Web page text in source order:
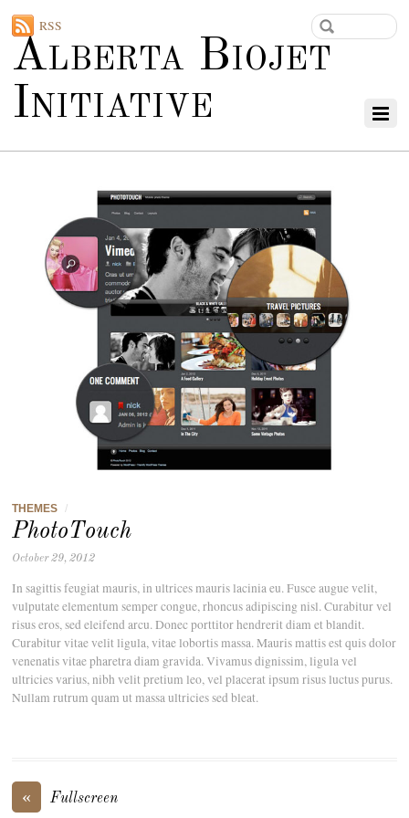
Alberta Biojet
Initiative
RSS
THEMES /
PhotoTouch
October 29, 2012
In sagittis feugiat mauris, in ultrices mauris lacinia eu. Fusce augue velit,
vulputate elementum semper congue, rhoncus adipiscing nisl. Curabitur vel
risus eros, sed eleifend arcu. Donec porttitor hendrerit diam et blandit.
Curabitur vitae velit ligula, vitae lobortis massa. Mauris mattis est quis dolor
venenatis vitae pharetra diam gravida. Vivamus dignissim, ligula vel
ultricies varius, nibh velit pretium leo, vel placerat ipsum risus luctus purus.
Nullam rutrum quam ut massa ultricies sed bleat.
« Fullscreen